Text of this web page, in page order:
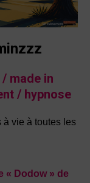
made in
/ hypnose
à vie à toutes les
« Dodow » de